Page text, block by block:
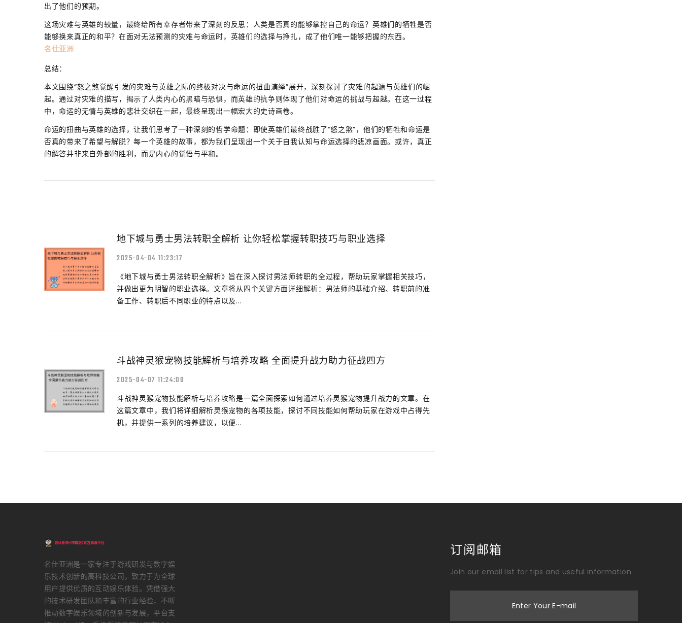
出了他们的预期。
这场灾难与英雄的较量，最终给所有幸存者带来了深刻的反思：人类是否真的能够掌控自己的命运？英雄们的牺牲是否
能够换来真正的和平？在面对无法预测的灾难与命运时，英雄们的选择与挣扎，成了他们唯一能够把握的东西。
名仕亚洲
总结：
本文围绕“怒之煞觉醒引发的灾难与英雄之际的终极对决与命运的扭曲演绎”展开，深刻探讨了灾难的起源与英雄们的崛
起。通过对灾难的描写，揭示了人类内心的黑暗与恐惧，而英雄的抗争则体现了他们对命运的挑战与超越。在这一过程
中，命运的无情与英雄的悲壮交织在一起，最终呈现出一幅宏大的史诗画卷。
命运的扭曲与英雄的选择，让我们思考了一种深刻的哲学命题：即使英雄们最终战胜了“怒之煞”，他们的牺牲和命运是
否真的带来了希望与解脱？每一个英雄的故事，都为我们呈现出一个关于自我认知与命运选择的悲凉画面。或许，真正
的解答并非来自外部的胜利，而是内心的觉悟与平和。
地下城与勇士男法转职全解析 让你轻松掌握转职技巧与职业选择
2025-04-04 11:23:17
《地下城与勇士男法转职全解析》旨在深入探讨男法师转职的全过程，帮助玩家掌握相关技巧，
并做出更为明智的职业选择。文章将从四个关键方面详细解析：男法师的基础介绍、转职前的准
备工作、转职后不同职业的特点以及...
斗战神灵猴宠物技能解析与培养攻略 全面提升战力助力征战四方
2025-04-07 11:24:00
斗战神灵猴宠物技能解析与培养攻略是一篇全面探索如何通过培养灵猴宠物提升战力的文章。在
这篇文章中，我们将详细解析灵猴宠物的各项技能，探讨不同技能如何帮助玩家在游戏中占得先
机，并提供一系列的培养建议，以便...
名仕亚洲是一家专注于游戏研发与数字娱
乐技术创新的高科技公司，致力于为全球
用户提供优质的互动娱乐体验。凭借强大
的技术研发团队和丰富的行业经验，不断
推动数字娱乐领域的创新与发展，平台支
订阅邮箱
Join our email list for tips and useful information.
Enter Your E-mail